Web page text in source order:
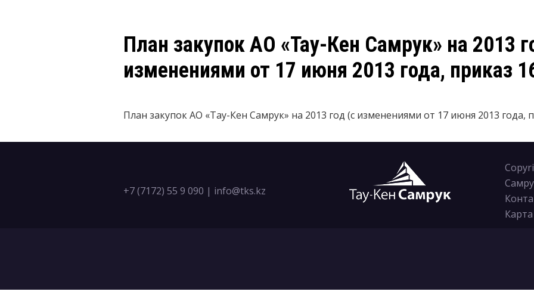
План закупок АО «Тау-Кен Самрук» на 2013
изменениями от 17 июня 2013 года, приказ
План закупок АО «Тау-Кен Самрук» на 2013 год (с изменениями от 17 июня 2013 года,
+7 (7172) 55 9 090 | info@tks.kz